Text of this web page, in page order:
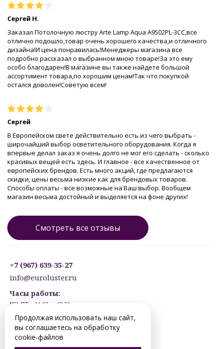
Сергей Н.
Заказал Потолочную люстру Arte Lamp Aqua A9502PL-3CC,все
отлично подошло,товар очень хорошего качества,и отличного
дизайна!И цена понравилась!Менеджеры магазина все
подробно рассказал о выбранном мною товаре!За это ему
особо благодарен!В магазине вы также найдете большой
ассортимент товара,по хорошим ценам!Так что покупкой
остался доволен!Советую всем!
Сергей
В Европейском свете действительно есть из чего выбрать -
широчайший выбор осветительного оборудования. Когда я
впервые делал заказ я очень долго не мог его сделать - сколько
красивых вещей есть здесь. И главное - все качественное от
европейских брендов. Есть много акций, где предлагаются
скидки, цены весьма низкие как для брендовых товаров.
Способы оплаты - все возможные на Ваш выбор. Вообщем
магазин весьма достойный и выделяется на фоне других!
Смотреть все отзывы
+7 (967) 639-35-27
info@euroluster.ru
Часы работы:
ПН-ПТ: с 11:00 до 19:00
ВС: ВЫХОДНОЙ
Предварительная запись.
Продолжая использовать наш сайт,
вы соглашаетесь на обработку
cookie-файлов